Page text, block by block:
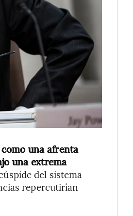
una afrenta
una extrema
del sistema
repercutirían